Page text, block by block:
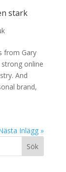
stark
from Gary
strong online
And
brand,
Inlägg »
Sök